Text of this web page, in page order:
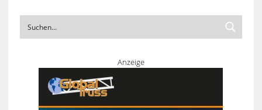
Anzeige